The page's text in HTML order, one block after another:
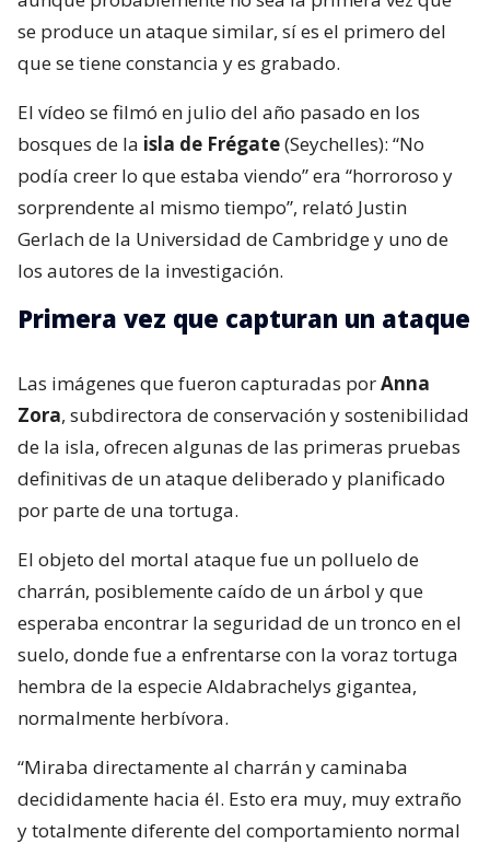
se produce un ataque similar, sí es el primero del
que se tiene constancia y es grabado.
El vídeo se filmó en julio del año pasado en los
bosques de la isla de Frégate(Seychelles): “No
podía creer lo que estaba viendo” era “horroroso y
sorprendente al mismo tiempo”, relató Justin
Gerlach de la Universidad de Cambridge y uno de
los autores de la investigación.
Primera vez que capturan un ataque
Las imágenes que fueron capturadas porAnna
Zora, subdirectora de conservación y sostenibilidad
de la isla, ofrecen algunas de las primeras pruebas
definitivas de un ataque deliberado y planificado
por parte de una tortuga.
El objeto del mortal ataque fue un polluelo de
charrán, posiblemente caído de un árbol y que
esperaba encontrar la seguridad de un tronco en el
suelo, donde fue a enfrentarse con la voraz tortuga
hembra de la especie Aldabrachelys gigantea,
normalmente herbívora.
“Miraba directamente al charrán y caminaba
decididamente hacia él. Esto era muy, muy extraño
y totalmente diferente del comportamiento normal